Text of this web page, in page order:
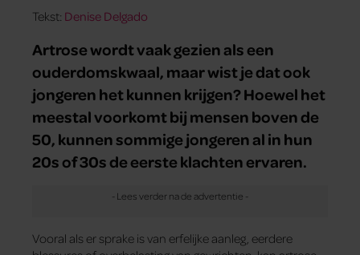
Tekst: Denise Delgado
Artrose wordt vaak gezien als een
ouderdomskwaal, maar wist je dat ook
jongeren het kunnen krijgen? Hoewel het
meestal voorkomt bij mensen boven de
50, kunnen sommige jongeren al in hun
20s of 30s de eerste klachten ervaren.
Vooral als er sprake is van erfelijke aanleg, eerdere